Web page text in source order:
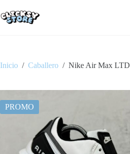
al
contenido
Inicio / Caballero / Nike Air Max LTD
PROMO